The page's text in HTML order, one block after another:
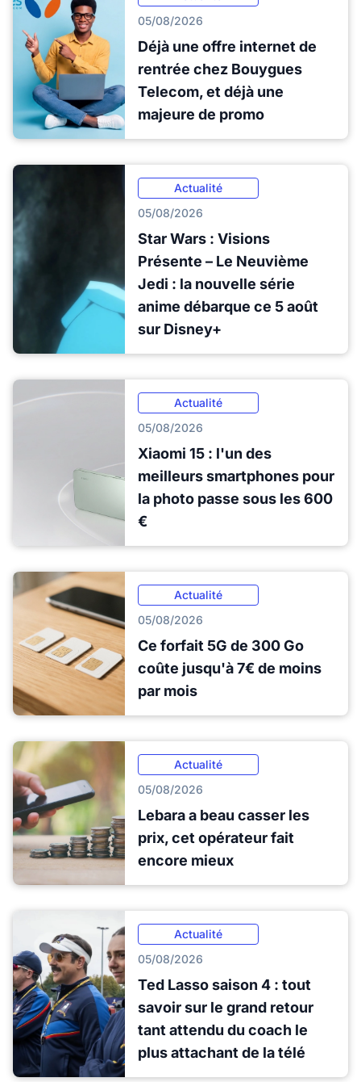
05/08/2026
Déjà une offre internet de
rentrée chez Bouygues
Telecom, et déjà une
majeure de promo
Actualité
05/08/2026
Star Wars : Visions
Présente – Le Neuvième
Jedi : la nouvelle série
anime débarque ce 5 août
sur Disney+
Actualité
05/08/2026
Xiaomi 15 : l'un des
meilleurs smartphones pour
la photo passe sous les 600
€
Actualité
05/08/2026
Ce forfait 5G de 300 Go
coûte jusqu'à 7€ de moins
par mois
Actualité
05/08/2026
Lebara a beau casser les
prix, cet opérateur fait
encore mieux
Actualité
05/08/2026
Ted Lasso saison 4 : tout
savoir sur le grand retour
tant attendu du coach le
plus attachant de la télé